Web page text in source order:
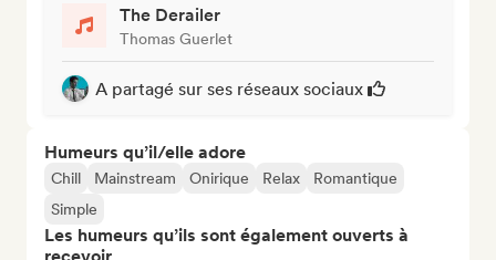
The Derailer
Thomas Guerlet
A partagé sur ses réseaux sociaux
Humeurs qu’il/elle adore
Chill Mainstream Onirique Relax
Romantique
Simple
Les humeurs qu’ils sont également ouverts à